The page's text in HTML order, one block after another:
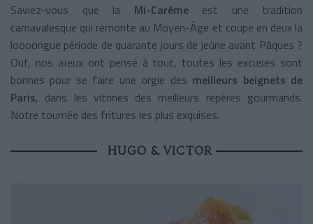
Saviez-vous que la Mi-Carêmeest une tradition
carnavalesque qui remonte au Moyen-Âge et coupe en deux la
loooongue période de quarante jours de jeûne avant Pâques ?
Ouf, nos aïeux ont pensé à tout, toutes les excuses sont
bonnes pour se faire une orgie des meilleurs beignets de
Paris, dans les vitrines des meilleurs repères gourmands.
Notre tournée des fritures les plus exquises.
HUGO & VICTOR